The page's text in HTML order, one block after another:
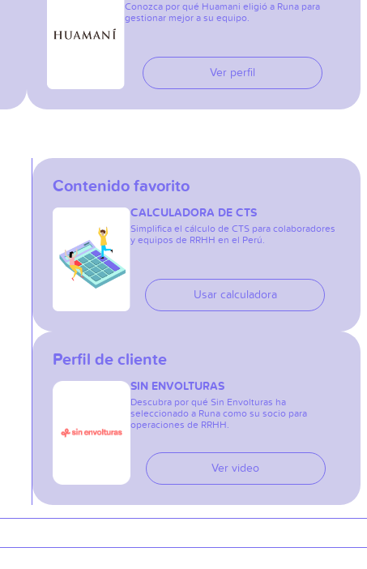
Conozca por qué Huamani eligió a Runa para
gestionar mejor a su equipo.
Ver perfil
Contenido favorito
CALCULADORA DE CTS
Simplifica el cálculo de CTS para colaboradores
y equipos de RRHH en el Perú.
Usar calculadora
Perfil de cliente
SIN ENVOLTURAS
Descubra por qué Sin Envolturas ha
seleccionado a Runa como su socio para
operaciones de RRHH.
Ver video